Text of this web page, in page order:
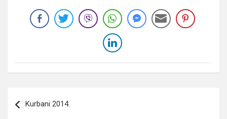
članaka
Kurbani 2014.